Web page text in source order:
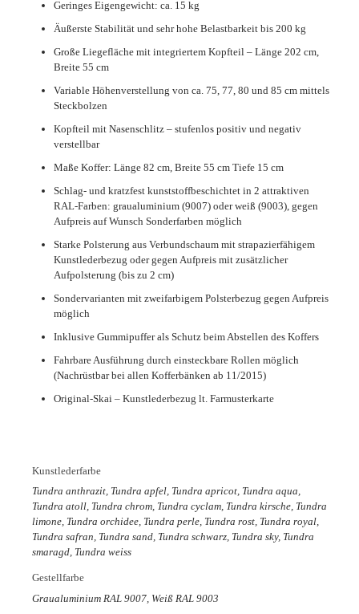
Geringes Eigengewicht: ca. 15 kg
Äußerste Stabilität und sehr hohe Belastbarkeit bis 200 kg
Große Liegefläche mit integriertem Kopfteil – Länge 202 cm,
Breite 55 cm
Variable Höhenverstellung von ca. 75, 77, 80 und 85 cm mittels
Steckbolzen
Kopfteil mit Nasenschlitz – stufenlos positiv und negativ
verstellbar
Maße Koffer: Länge 82 cm, Breite 55 cm Tiefe 15 cm
Schlag- und kratzfest kunststoffbeschichtet in 2 attraktiven
RAL-Farben: graualuminium (9007) oder weiß (9003), gegen
Aufpreis auf Wunsch Sonderfarben möglich
Starke Polsterung aus Verbundschaum mit strapazierfähigem
Kunstlederbezug oder gegen Aufpreis mit zusätzlicher
Aufpolsterung (bis zu 2 cm)
Sondervarianten mit zweifarbigem Polsterbezug gegen Aufpreis
möglich
Inklusive Gummipuffer als Schutz beim Abstellen des Koffers
Fahrbare Ausführung durch einsteckbare Rollen möglich
(Nachrüstbar bei allen Kofferbänken ab 11/2015)
Original-Skai – Kunstlederbezug lt. Farmusterkarte
Kunstlederfarbe
Tundra anthrazit, Tundra apfel, Tundra apricot, Tundra aqua,
Tundra atoll, Tundra chrom, Tundra cyclam, Tundra kirsche, Tundra
limone, Tundra orchidee, Tundra perle, Tundra rost, Tundra royal,
Tundra safran, Tundra sand, Tundra schwarz, Tundra sky, Tundra
smaragd, Tundra weiss
Gestellfarbe
Graualuminium RAL 9007, Weiß RAL 9003